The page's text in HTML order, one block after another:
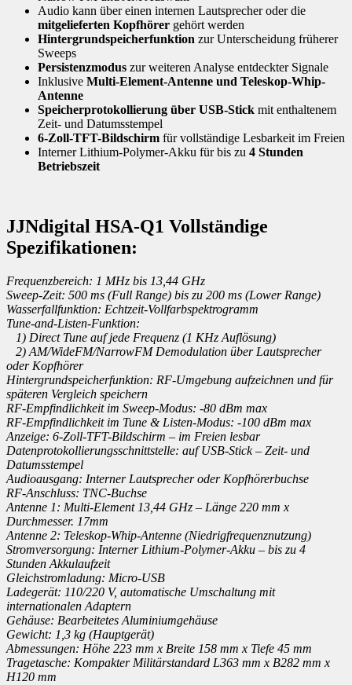
Audio kann über einen internen Lautsprecher oder die
mitgelieferten Kopfhörer gehört werden
Hintergrundspeicherfunktion zur Unterscheidung früherer
Sweeps
Persistenzmodus zur weiteren Analyse entdeckter Signale
Inklusive Multi-Element-Antenne und Teleskop-Whip-
Antenne
Speicherprotokollierung über USB-Stick mit enthaltenem
Zeit- und Datumsstempel
6-Zoll-TFT-Bildschirm für vollständige Lesbarkeit im Freien
Interner Lithium-Polymer-Akku für bis zu 4 Stunden
Betriebszeit
JJNdigital HSA-Q1 Vollständige
Spezifikationen:
Frequenzbereich: 1 MHz bis 13,44 GHz
Sweep-Zeit: 500 ms (Full Range) bis zu 200 ms (Lower Range)
Wasserfallfunktion: Echtzeit-Vollfarbspektrogramm
Tune-and-Listen-Funktion:
1) Direct Tune auf jede Frequenz (1 KHz Auflösung)
2) AM/WideFM/NarrowFM Demodulation über Lautsprecher
oder Kopfhörer
Hintergrundspeicherfunktion: RF-Umgebung aufzeichnen und für
späteren Vergleich speichern
RF-Empfindlichkeit im Sweep-Modus: -80 dBm max
RF-Empfindlichkeit im Tune & Listen-Modus: -100 dBm max
Anzeige: 6-Zoll-TFT-Bildschirm – im Freien lesbar
Datenprotokollierungsschnittstelle: auf USB-Stick – Zeit- und
Datumsstempel
Audioausgang: Interner Lautsprecher oder Kopfhörerbuchse
RF-Anschluss: TNC-Buchse
Antenne 1: Multi-Element 13,44 GHz – Länge 220 mm x
Durchmesser. 17mm
Antenne 2: Teleskop-Whip-Antenne (Niedrigfrequenznutzung)
Stromversorgung: Interner Lithium-Polymer-Akku – bis zu 4
Stunden Akkulaufzeit
Gleichstromladung: Micro-USB
Ladegerät: 110/220 V, automatische Umschaltung mit
internationalen Adaptern
Gehäuse: Bearbeitetes Aluminiumgehäuse
Gewicht: 1,3 kg (Hauptgerät)
Abmessungen: Höhe 223 mm x Breite 158 mm x Tiefe 45 mm
Tragetasche: Kompakter Militärstandard L363 mm x B282 mm x
H120 mm